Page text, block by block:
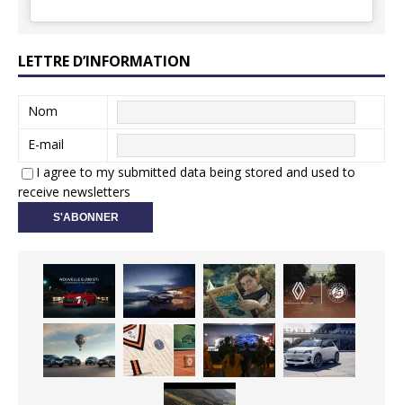
LETTRE D’INFORMATION
Nom
E-mail
I agree to my submitted data being stored and used to
receive newsletters